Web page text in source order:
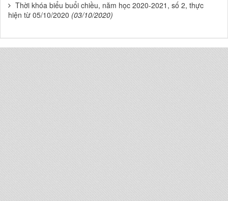
Thời khóa biểu buổi chiều, năm học 2020-2021, số 2, thực
hiện từ 05/10/2020 (03/10/2020)